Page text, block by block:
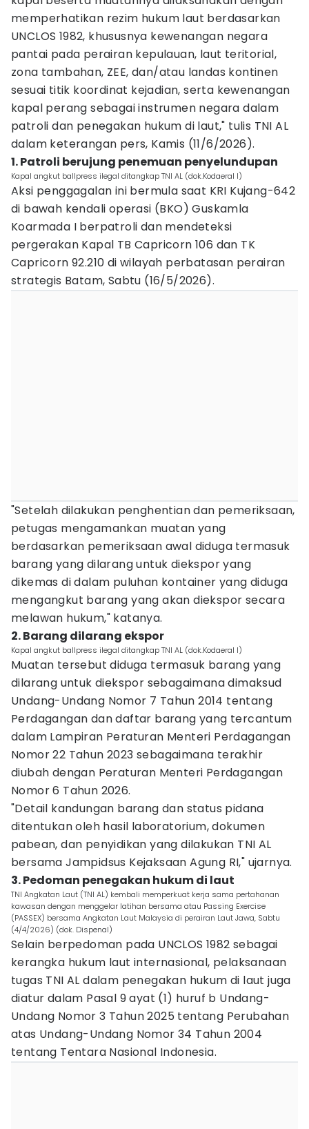
memperhatikan rezim hukum laut berdasarkan
UNCLOS 1982, khususnya kewenangan negara
pantai pada perairan kepulauan, laut teritorial,
zona tambahan, ZEE, dan/atau landas kontinen
sesuai titik koordinat kejadian, serta kewenangan
kapal perang sebagai instrumen negara dalam
patroli dan penegakan hukum di laut," tulis TNI AL
dalam keterangan pers, Kamis (11/6/2026).
1. Patroli berujung penemuan penyelundupan
Kapal angkut ballpress ilegal ditangkap TNI AL (dok.Kodaeral I)
Aksi penggagalan ini bermula saat KRI Kujang-642
di bawah kendali operasi (BKO) Guskamla
Koarmada I berpatroli dan mendeteksi
pergerakan Kapal TB Capricorn 106 dan TK
Capricorn 92.210 di wilayah perbatasan perairan
strategis Batam, Sabtu (16/5/2026).
"Setelah dilakukan penghentian dan pemeriksaan,
petugas mengamankan muatan yang
berdasarkan pemeriksaan awal diduga termasuk
barang yang dilarang untuk diekspor yang
dikemas di dalam puluhan kontainer yang diduga
mengangkut barang yang akan diekspor secara
melawan hukum," katanya.
2. Barang dilarang ekspor
Kapal angkut ballpress ilegal ditangkap TNI AL (dok.Kodaeral I)
Muatan tersebut diduga termasuk barang yang
dilarang untuk diekspor sebagaimana dimaksud
Undang-Undang Nomor 7 Tahun 2014 tentang
Perdagangan dan daftar barang yang tercantum
dalam Lampiran Peraturan Menteri Perdagangan
Nomor 22 Tahun 2023 sebagaimana terakhir
diubah dengan Peraturan Menteri Perdagangan
Nomor 6 Tahun 2026.
"Detail kandungan barang dan status pidana
ditentukan oleh hasil laboratorium, dokumen
pabean, dan penyidikan yang dilakukan TNI AL
bersama Jampidsus Kejaksaan Agung RI," ujarnya.
3. Pedoman penegakan hukum di laut
TNI Angkatan Laut (TNI AL) kembali memperkuat kerja sama pertahanan
kawasan dengan menggelar latihan bersama atau Passing Exercise
(PASSEX) bersama Angkatan Laut Malaysia di perairan Laut Jawa, Sabtu
(4/4/2026) (dok. Dispenal)
Selain berpedoman pada UNCLOS 1982 sebagai
kerangka hukum laut internasional, pelaksanaan
tugas TNI AL dalam penegakan hukum di laut juga
diatur dalam Pasal 9 ayat (1) huruf b Undang-
Undang Nomor 3 Tahun 2025 tentang Perubahan
atas Undang-Undang Nomor 34 Tahun 2004
tentang Tentara Nasional Indonesia.